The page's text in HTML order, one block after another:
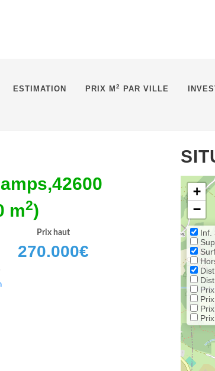
ESTIMATION PRIX M 2 PAR VILLE
m2)
Prix haut
270.000€
+
−
Inf.